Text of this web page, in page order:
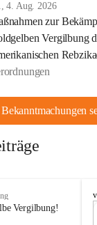
4. Aug. 2026
zur
Vergilbung
Vergilbung!